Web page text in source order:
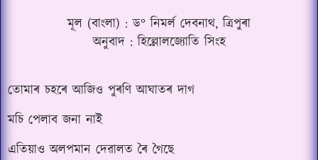
মূল (বাংলা) : ড° নিমৰ্ল দেবনাথ, ত্ৰিপুৰা
অনুবাদ : হিল্লোলজ্যোতি সিংহ
তোমাৰ চহৰে আজিও পুৰণি আঘাতৰ দাগ
মচি পেলাব জনা নাই
এতিয়াও অলপমান দেৱালত ৰৈ গৈছে